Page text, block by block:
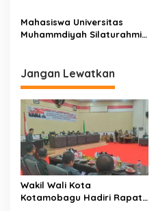
Mahasiswa Universitas
Muhammdiyah Silaturahmi
Jangan Lewatkan
Wakil Wali Kota
Kotamobagu Hadiri Rapat